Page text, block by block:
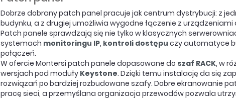
Dobrze dobrany patch panel pracuje jak centrum dystrybucji: z
budynku, a z drugiej umożliwia wygodne łączenie z
Patch panele sprawdzają się nie tylko w klasycznych
systemach monitoringu IP, kontroli dostępu czy automatyce
połączeń.
W ofercie Montersi patch panele dopasowane do szaf RACK, w
wersjach pod moduły Keystone. Dzięki temu instalację da się
rozwiązań po bardziej rozbudowane szafy. Dobre ekranowanie
pracę sieci, a przemyślana organizacja przewodów pozwala